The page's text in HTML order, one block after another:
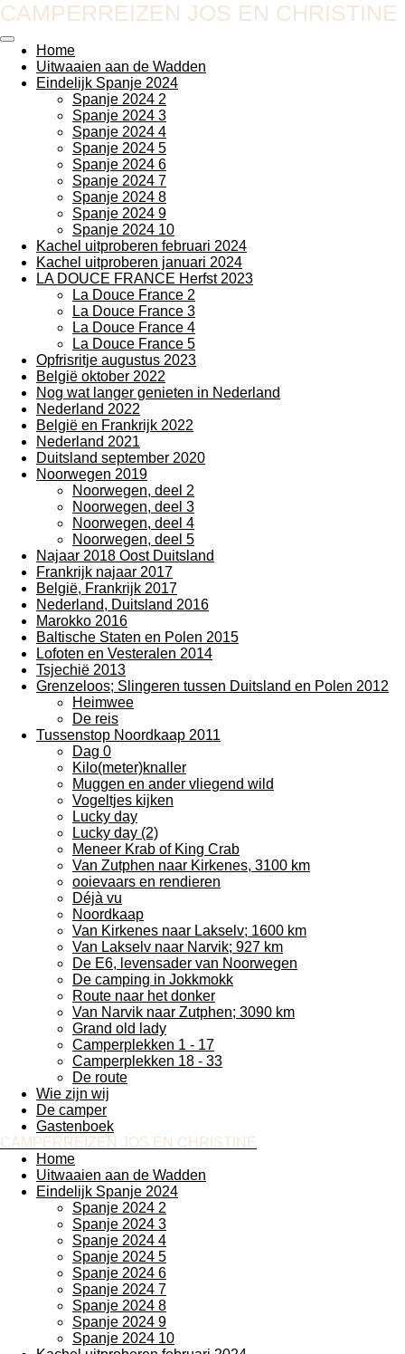
Ga
naar
de
hoofdinhoud
CAMPERREIZEN JOS EN CHRISTINE
Home
Uitwaaien aan de Wadden
Eindelijk Spanje 2024
Spanje 2024 2
Spanje 2024 3
Spanje 2024 4
Spanje 2024 5
Spanje 2024 6
Spanje 2024 7
Spanje 2024 8
Spanje 2024 9
Spanje 2024 10
Kachel uitproberen februari 2024
Kachel uitproberen januari 2024
LA DOUCE FRANCE Herfst 2023
La Douce France 2
La Douce France 3
La Douce France 4
La Douce France 5
Opfrisritje augustus 2023
België oktober 2022
Nog wat langer genieten in Nederland
Nederland 2022
België en Frankrijk 2022
Nederland 2021
Duitsland september 2020
Noorwegen 2019
Noorwegen, deel 2
Noorwegen, deel 3
Noorwegen, deel 4
Noorwegen, deel 5
Najaar 2018 Oost Duitsland
Frankrijk najaar 2017
België, Frankrijk 2017
Nederland, Duitsland 2016
Marokko 2016
Baltische Staten en Polen 2015
Lofoten en Vesteralen 2014
Tsjechië 2013
Grenzeloos; Slingeren tussen Duitsland en Polen 2012
Heimwee
De reis
Tussenstop Noordkaap 2011
Dag 0
Kilo(meter)knaller
Muggen en ander vliegend wild
Vogeltjes kijken
Lucky day
Lucky day (2)
Meneer Krab of King Crab
Van Zutphen naar Kirkenes, 3100 km
ooievaars en rendieren
Déjà vu
Noordkaap
Van Kirkenes naar Lakselv; 1600 km
Van Lakselv naar Narvik; 927 km
De E6, levensader van Noorwegen
De camping in Jokkmokk
Route naar het donker
Van Narvik naar Zutphen; 3090 km
Grand old lady
Camperplekken 1 - 17
Camperplekken 18 - 33
De route
Wie zijn wij
De camper
Gastenboek
CAMPERREIZEN JOS EN CHRISTINE
Home
Uitwaaien aan de Wadden
Eindelijk Spanje 2024
Spanje 2024 2
Spanje 2024 3
Spanje 2024 4
Spanje 2024 5
Spanje 2024 6
Spanje 2024 7
Spanje 2024 8
Spanje 2024 9
Spanje 2024 10